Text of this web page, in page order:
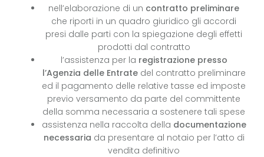
nell’elaborazione di un contratto preliminare
che riporti in un quadro giuridico gli accordi
presi dalle parti con la spiegazione degli effetti
prodotti dal contratto
l’assistenza per la registrazione presso
l’Agenzia delle Entratedel contratto preliminare
ed il pagamento delle relative tasse ed imposte
previo versamento da parte del committente
della somma necessaria a sostenere tali spese
assistenza nella raccolta della documentazione
necessaria da presentare al notaio per l’atto di
vendita definitivo